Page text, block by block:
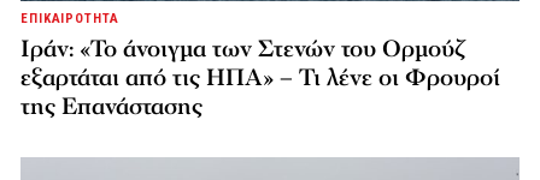
ΕΠΙΚΑΙΡΟΤΗΤΑ
Ιράν: «Το άνοιγμα των Στενών του Ορμούζ
εξαρτάται από τις ΗΠΑ» – Τι λένε οι Φρουροί
της Επανάστασης